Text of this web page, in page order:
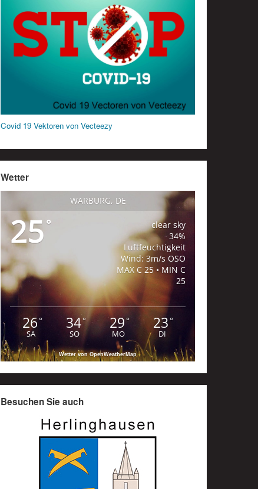
Covid 19 Vektoren von Vecteezy
Wetter
WARBURG, DE
25°
clear sky
34%
Luftfeuchtigkeit
Wind: 3m/s OSO
MAX C 25 • MIN C
25
26°
SA
34°
SO
29°
MO
23°
DI
Wetter von OpenWeatherMap
Besuchen Sie auch